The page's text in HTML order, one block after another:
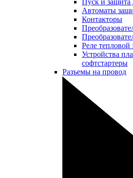
Пуск и защита
Автоматы
Контакторы
Реле
Устройства
софтстартеры
Разъемы на провод